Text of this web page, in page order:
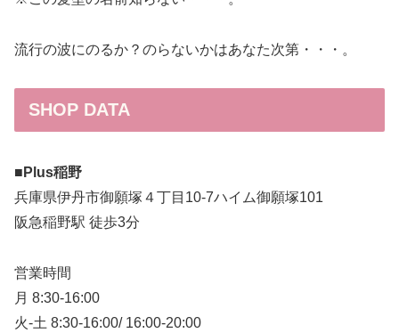
流行の波にのるか？のらないかはあなた次第・・・。
SHOP DATA
■Plus稲野
兵庫県伊丹市御願塚４丁目10-7ハイム御願塚101
阪急稲野駅 徒歩3分
営業時間
月 8:30-16:00
火-土 8:30-16:00/ 16:00-20:00